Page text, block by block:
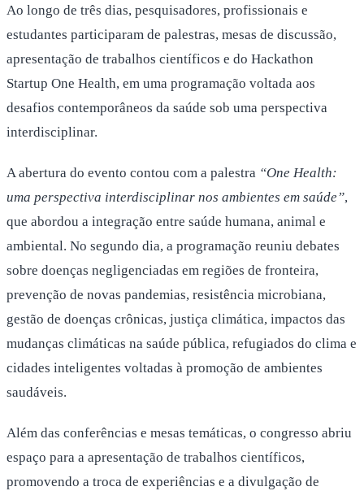
Ao longo de três dias, pesquisadores, profissionais e
estudantes participaram de palestras, mesas de discussão,
apresentação de trabalhos científicos e do Hackathon
Startup One Health, em uma programação voltada aos
desafios contemporâneos da saúde sob uma perspectiva
interdisciplinar.
A abertura do evento contou com a palestra “One Health:
uma perspectiva interdisciplinar nos ambientes em saúde”,
que abordou a integração entre saúde humana, animal e
ambiental. No segundo dia, a programação reuniu debates
sobre doenças negligenciadas em regiões de fronteira,
prevenção de novas pandemias, resistência microbiana,
gestão de doenças crônicas, justiça climática, impactos das
mudanças climáticas na saúde pública, refugiados do clima e
cidades inteligentes voltadas à promoção de ambientes
saudáveis.
Além das conferências e mesas temáticas, o congresso abriu
espaço para a apresentação de trabalhos científicos,
promovendo a troca de experiências e a divulgação de